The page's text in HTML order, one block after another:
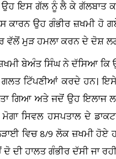
ਇਸ ਗੱਲ ਨੂੰ ਲੈ ਕੇ ਗੱਲਬਾਤ
ਕਾਰਨ ਉਹ ਗੰਭੀਰ ਜ਼ਖਮੀ ਹੋ
ਵੱਲੋਂ ਮੁੜ ਹਮਲਾ ਕਰਨ ਦੇ ਦੋਸ਼
ਬੇਅੰਤ ਸਿੰਘ ਨੇ ਦੱਸਿਆ
ਗਲਤ ਟਿੱਪਣੀਆਂ ਕਰਦੇ ਹਨ।
ਗਿਆ ਅਤੇ ਜਦੋਂ ਉਹ ਇਲਾਜ
ਮੋਗਾ ਸਿਵਲ ਹਸਪਤਾਲ ਦੇ
ਵਿਚ 8/9 ਲੋਕ ਜ਼ਖਮੀ
ਦੋ ਦੀ ਹਾਲਤ ਗੰਭੀਰ ਦੱਸੀ ਜਾ